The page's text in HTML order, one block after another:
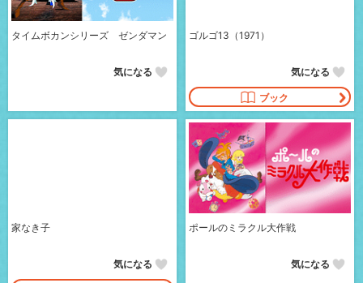
タイムボカンシリーズ ゼンダマン
気になる
ゴルゴ13（1971）
ブック
気になる
家なき子
気になる
ポールのミラクル大作戦
気になる